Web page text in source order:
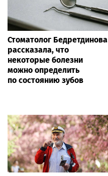
Стоматолог Бедретдинова
рассказала, что
некоторые болезни
можно определить
по состоянию зубов